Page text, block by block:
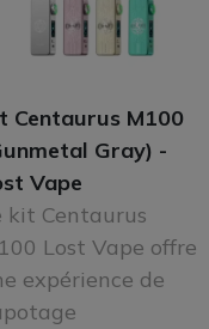
Centaurus M100
Gray) -
Vape
kit Centaurus
Lost Vape offre
expérience de